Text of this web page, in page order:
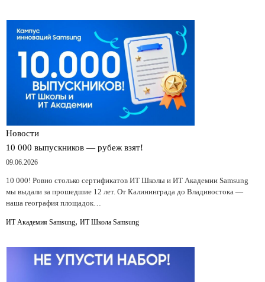
Новости
10 000 выпускников — рубеж взят!
09.06.2026
10 000! Ровно столько сертификатов ИТ Школы и ИТ Академии Samsung
мы выдали за прошедшие 12 лет. От Калининграда до Владивостока —
наша география площадок…
ИТ Академия Samsung, ИТ Школа Samsung